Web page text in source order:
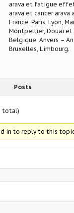
arava et fatigue
arava et cancer arava
France: Paris, Lyon,
Montpellier, Douai et
Belgique: Anvers –
Bruxelles, Limbourg.
Posts
total)
in to reply to this